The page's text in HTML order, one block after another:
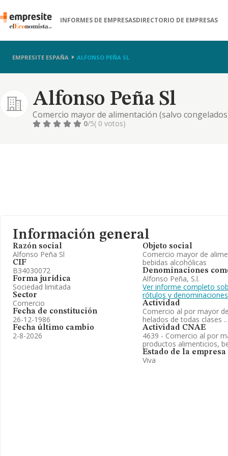
INFORMES DE EMPRESASDIRECTORIO DE EMPRESAS
EMPRESITE ESPAÑA ALFONSO PEÑA SL
Alfonso Peña Sl
Comercio mayor de alimentación (salvo
0/5( 0 votos)
Información general
Razón social
Alfonso Peña Sl
CIF
B34030072
Forma jurídica
Sociedad limitada
Sector
Comercio
Fecha de constitución
26-12-1986
Fecha último cambio
2-8-2026
Objeto social
Comercio mayor de
bebidas alcohólicas
Denominaciones
Alfonso Peña, S.l.
Ver informe completo
rótulos y
Actividad
Comercio al por mayor
helados de todas clases
Actividad CNAE
4639 - Comercio al por
productos alimenticios,
Estado de la empresa
Viva